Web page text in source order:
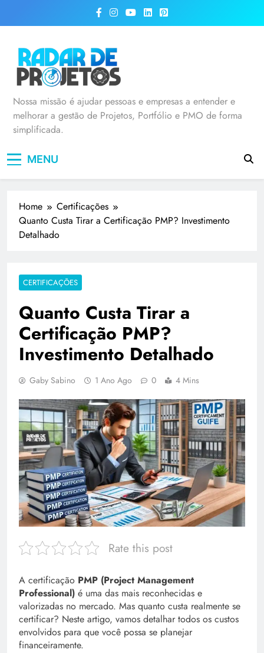
Radar de Projetos
Nossa missão é ajudar pessoas e empresas a entender e
melhorar a gestão de Projetos, Portfólio e PMO de forma
simplificada.
MENU
Home
Certificações
Quanto Custa Tirar a Certificação PMP? Investimento
Detalhado
CERTIFICAÇÕES
Quanto Custa Tirar a
Certificação PMP?
Investimento Detalhado
Gaby Sabino 1 Ano Ago 0 4 Mins
Rate this post
A certificação PMP (Project Management
Professional) é uma das mais reconhecidas e
valorizadas no mercado. Mas quanto custa realmente se
certificar? Neste artigo, vamos detalhar todos os custos
envolvidos para que você possa se planejar
financeiramente.